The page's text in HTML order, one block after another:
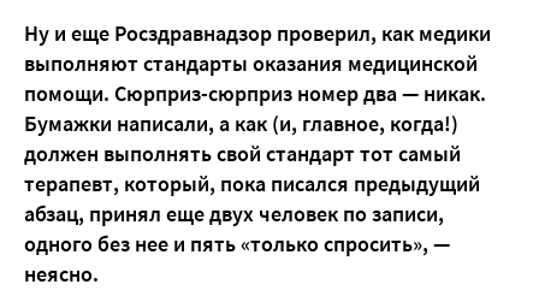
Ну и еще Росздравнадзор проверил, как медики
выполняют стандарты оказания медицинской
помощи. Сюрприз-сюрприз номер два — никак.
Бумажки написали, а как (и, главное, когда!)
должен выполнять свой стандарт тот самый
терапевт, который, пока писался предыдущий
абзац, принял еще двух человек по записи,
одного без нее и пять «только спросить», —
неясно.